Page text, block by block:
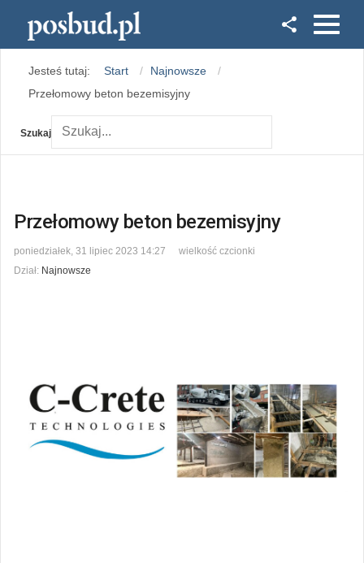
Instagram
Jesteś tutaj: Start
Najnowsze
Przełomowy beton bezemisyjny
Szukaj
Przełomowy beton bezemisyjny
poniedziałek, 31 lipiec 2023 14:27
wielkość czcionki
Dział: Najnowsze